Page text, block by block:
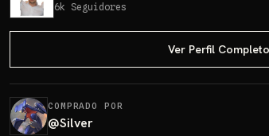
6k Seguidores
Ver Perfil Completo
COMPRADO POR
@Silver